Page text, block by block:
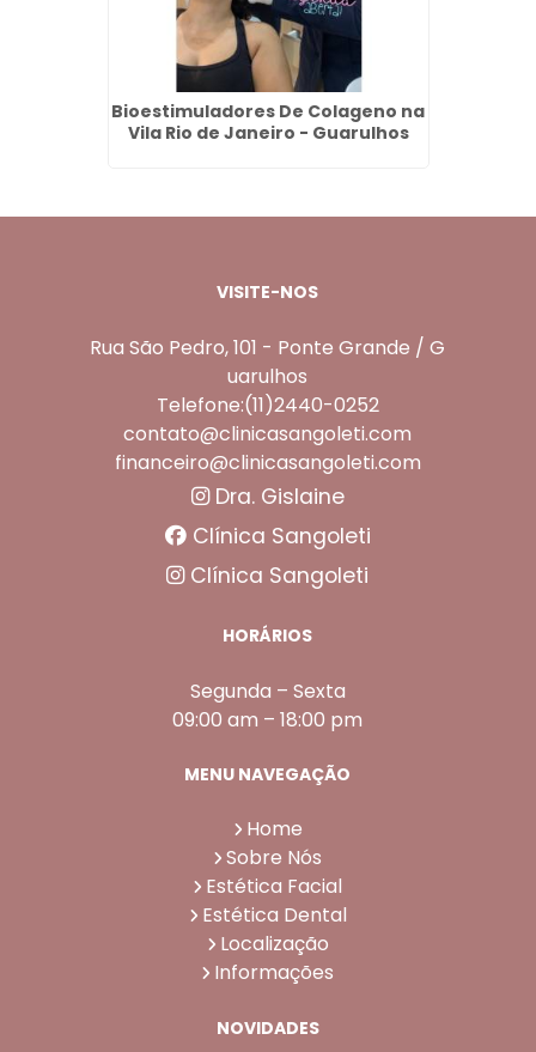
Bioestimuladores De Colageno na
Vila Rio de Janeiro - Guarulhos
VISITE-NOS
Rua São Pedro, 101 - Ponte Grande / G
uarulhos
Telefone:(11)2440-0252
contato@clinicasangoleti.com
financeiro@clinicasangoleti.com
Dra. Gislaine
Clínica Sangoleti
Clínica Sangoleti
HORÁRIOS
Segunda – Sexta
09:00 am – 18:00 pm
MENU NAVEGAÇÃO
Home
Sobre Nós
Estética Facial
Estética Dental
Localização
Informações
NOVIDADES